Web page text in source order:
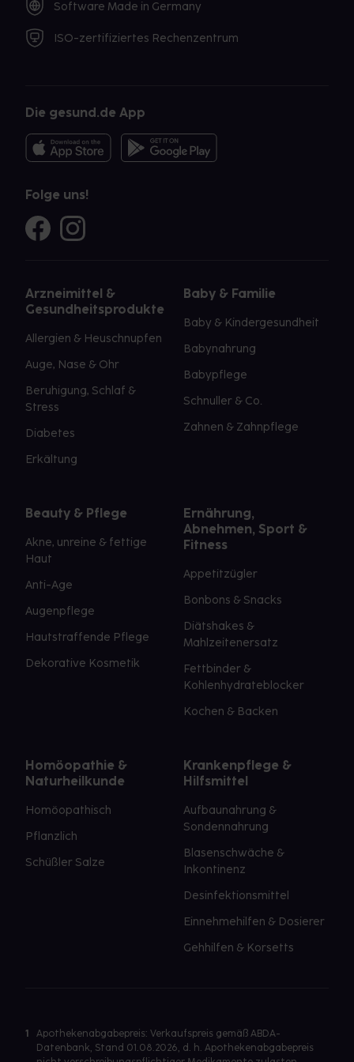
Software Made in Germany
ISO-zertifiziertes Rechenzentrum
Die gesund.de App
Folge uns!
Arzneimittel &
Gesundheitsprodukte
Allergien & Heuschnupfen
Auge, Nase & Ohr
Beruhigung, Schlaf &
Stress
Diabetes
Erkältung
Baby & Familie
Baby & Kindergesundheit
Babynahrung
Babypflege
Schnuller & Co.
Zahnen & Zahnpflege
Beauty & Pflege
Akne, unreine & fettige
Haut
Anti-Age
Augenpflege
Hautstraffende Pflege
Dekorative Kosmetik
Ernährung,
Abnehmen, Sport &
Fitness
Appetitzügler
Bonbons & Snacks
Diätshakes &
Mahlzeitenersatz
Fettbinder &
Kohlenhydrateblocker
Kochen & Backen
Homöopathie &
Naturheilkunde
Homöopathisch
Pflanzlich
Schüßler Salze
Krankenpflege &
Hilfsmittel
Aufbaunahrung &
Sondennahrung
Blasenschwäche &
Inkontinenz
Desinfektionsmittel
Einnehmehilfen & Dosierer
Gehhilfen & Korsetts
1
Apothekenabgabepreis: Verkaufspreis gemäß ABDA-
Datenbank, Stand 01.08.2026, d. h. Apothekenabgabepreis